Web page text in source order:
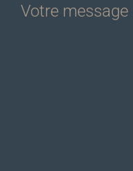
Votre message